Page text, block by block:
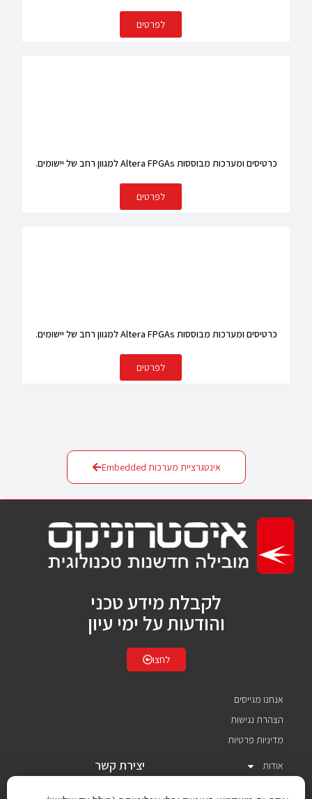
לפרטים
כרטיסים ומערכות מבוססות Altera FPGAs למגוון רחב של יישומים.
לפרטים
כרטיסים ומערכות מבוססות Altera FPGAs למגוון רחב של יישומים.
לפרטים
אינטגרציית מערכות Embedded
לקבלת מידע טכני
והודעות על ימי עיון
לחצו
אנחנו מגייסים
הצהרת נגישות
מדיניות פרטיות
אודות
יצירת קשר